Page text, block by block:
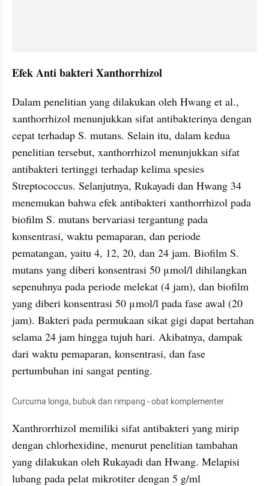
Efek Anti bakteri Xanthorrhizol
Dalam penelitian yang dilakukan oleh Hwang et al.,
xanthorrhizol menunjukkan sifat antibakterinya dengan
cepat terhadap S. mutans. Selain itu, dalam kedua
penelitian tersebut, xanthorrhizol menunjukkan sifat
antibakteri tertinggi terhadap kelima spesies
Streptococcus. Selanjutnya, Rukayadi dan Hwang 34
menemukan bahwa efek antibakteri xanthorrhizol pada
biofilm S. mutans bervariasi tergantung pada
konsentrasi, waktu pemaparan, dan periode
pematangan, yaitu 4, 12, 20, dan 24 jam. Biofilm S.
mutans yang diberi konsentrasi 50 μmol/l dihilangkan
sepenuhnya pada periode melekat (4 jam), dan biofilm
yang diberi konsentrasi 50 μmol/l pada fase awal (20
jam). Bakteri pada permukaan sikat gigi dapat bertahan
selama 24 jam hingga tujuh hari. Akibatnya, dampak
dari waktu pemaparan, konsentrasi, dan fase
pertumbuhan ini sangat penting.
Curcuma longa, bubuk dan rimpang - obat komplementer
Xanthrorrhizol memiliki sifat antibakteri yang mirip
dengan chlorhexidine, menurut penelitian tambahan
yang dilakukan oleh Rukayadi dan Hwang. Melapisi
lubang pada pelat mikrotiter dengan 5 g/ml